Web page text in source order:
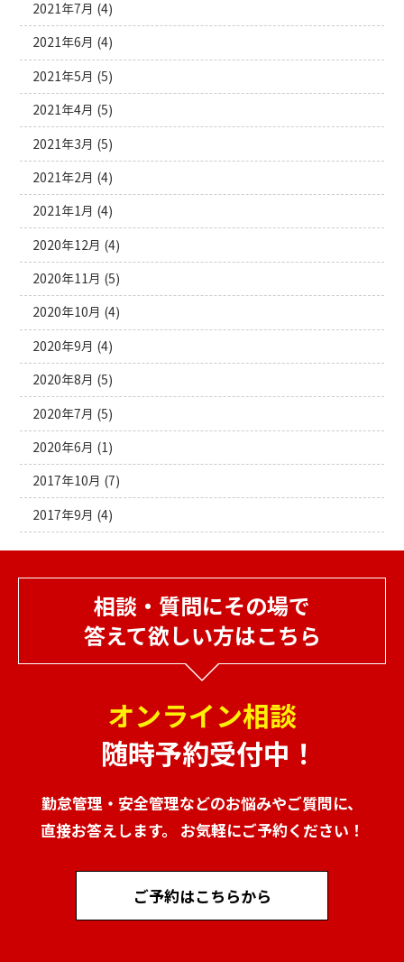
2021年7月 (4)
2021年6月 (4)
2021年5月 (5)
2021年4月 (5)
2021年3月 (5)
2021年2月 (4)
2021年1月 (4)
2020年12月 (4)
2020年11月 (5)
2020年10月 (4)
2020年9月 (4)
2020年8月 (5)
2020年7月 (5)
2020年6月 (1)
2017年10月 (7)
2017年9月 (4)
相談・質問にその場で
答えて欲しい方はこちら
オンライン相談
随時予約受付中！
勤怠管理・安全管理などのお悩みやご質問に、
直接お答えします。 お気軽にご予約ください！
ご予約はこちらから